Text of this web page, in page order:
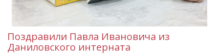
Поздравили Павла Ивановича из
Даниловского интерната